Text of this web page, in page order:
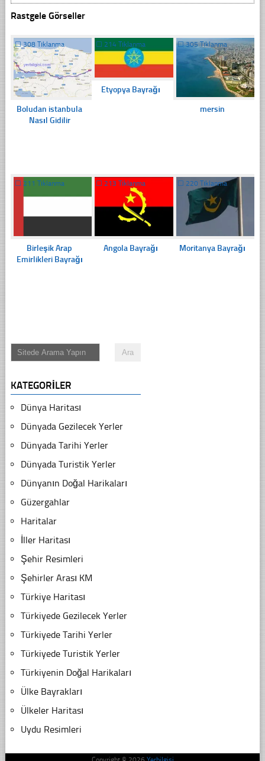
Rastgele Görseller
☐308 Tıklanma
Boludan istanbula
Nasıl Gidilir
☐ 214 Tıklanma
Etyopya Bayrağı
☐305 Tıklanma
mersin
☐ 211 Tıklanma
Birleşik Arap
Emirlikleri Bayrağı
☐213 Tıklanma
Angola Bayrağı
☐ 220 Tıklanma
Moritanya Bayrağı
KATEGORILER
Dünya Haritası
Dünyada Gezilecek Yerler
Dünyada Tarihi Yerler
Dünyada Turistik Yerler
Dünyanın Doğal Harikaları
Güzergahlar
Haritalar
İller Haritası
Şehir Resimleri
Şehirler Arası KM
Türkiye Haritası
Türkiyede Gezilecek Yerler
Türkiyede Tarihi Yerler
Türkiyede Turistik Yerler
Türkiyenin Doğal Harikaları
Ülke Bayrakları
Ülkeler Haritası
Uydu Resimleri